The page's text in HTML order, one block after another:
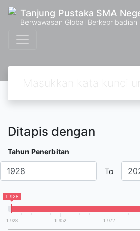
Tanjung Pustaka SMA
Berwawasan Global
Ditapis dengan
Tahun Penerbitan
To
1 928
1 928 1 952 1 977